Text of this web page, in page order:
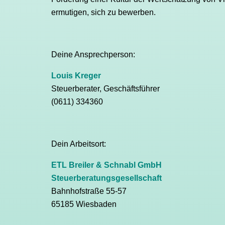
ermutigen, sich zu bewerben.
Deine Ansprechperson:
Louis Kreger
Steuerberater, Geschäftsführer
(0611) 334360
Dein Arbeitsort:
ETL Breiler & Schnabl GmbH
Steuerberatungsgesellschaft
Bahnhofstraße 55-57
65185 Wiesbaden